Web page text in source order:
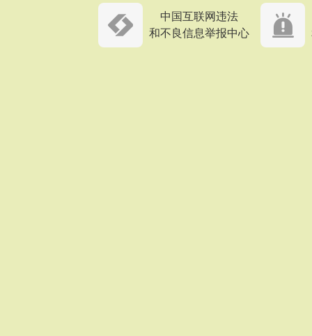
中国互联网违法
和不良信息举报中心